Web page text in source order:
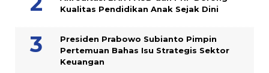
Kualitas Pendidikan Anak Sejak Dini
Presiden Prabowo Subianto Pimpin
Pertemuan Bahas Isu Strategis Sektor
Keuangan